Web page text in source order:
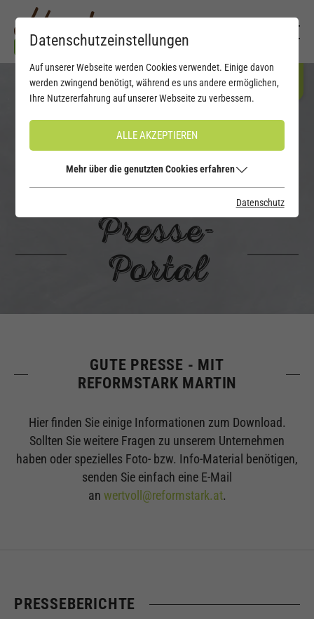
Presse-
Portal
GUTE PRESSE - MIT
REFORMSTARK MARTIN
Hier finden Sie einige Informationen zum Download.
Sollten Sie weitere Fragen zu unserem Unternehmen
haben oder spezielles Foto- bzw. Info-Material benötigen,
senden Sie einfach eine E-Mail
an wertvoll@reformstark.at.
PRESSEBERICHTE
Datenschutzeinstellungen
Auf unserer Webseite werden Cookies verwendet. Einige davon
werden zwingend benötigt, während es uns andere ermöglichen,
Ihre Nutzererfahrung auf unserer Webseite zu verbessern.
ALLE AKZEPTIEREN
Mehr über die genutzten Cookies erfahren
Datenschutz